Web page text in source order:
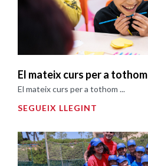
El mateix curs per a tothom
El mateix curs per a tothom ...
SEGUEIX LLEGINT